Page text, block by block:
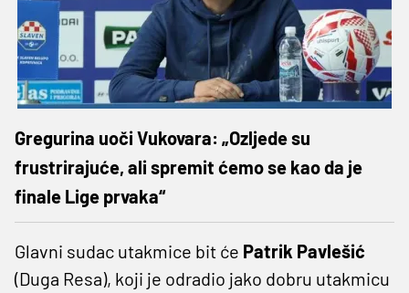
Gregurina uoči Vukovara: „Ozljede su
frustrirajuće, ali spremit ćemo se kao da je
finale Lige prvaka“
Glavni sudac utakmice bit će Patrik Pavlešić
(Duga Resa), koji je odradio jako dobru utakmicu